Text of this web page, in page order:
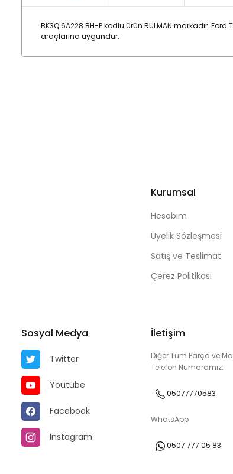
BK3Q 6A228 BH-P kodlu ürün RULMAN markadır.
araçlarına uygundur.
Kurumsal
Hesabım
Üyelik Sözleşmesi
Satış ve Teslimat
Çerez Politikası
Sosyal Medya
Twitter
Youtube
Facebook
Instagram
İletişim
Diğer Tüm Parça ve
Telefon Numaramız:
05077770583
WhatsApp
0507 777 05 83